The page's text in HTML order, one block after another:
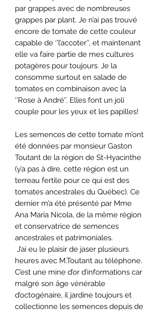
par grappes avec de nombreuses
grappes par plant. Je n’ai pas trouvé
encore de tomate de cette couleur
capable de ‘’l’accoter’’, et maintenant
elle va faire partie de mes cultures
potagères pour toujours. Je la
consomme surtout en salade de
tomates en combinaison avec la
‘’Rose à André’’. Elles font un joli
couple pour les yeux et les papilles!
Les semences de cette tomate m’ont
été données par monsieur Gaston
Toutant de la région de St-Hyacinthe
(y’a pas à dire, cette région est un
terreau fertile pour ce qui est des
tomates ancestrales du Québec). Ce
dernier m’a été présenté par Mme
Ana Maria Nicola, de la même région
et conservatrice de semences
ancestrales et patrimoniales.
J’ai eu le plaisir de jaser plusieurs
heures avec M.Toutant au téléphone.
C’est une mine d’or d’informations car
malgré son âge vénérable
d’octogénaire, il jardine toujours et
collectionne les semences depuis de